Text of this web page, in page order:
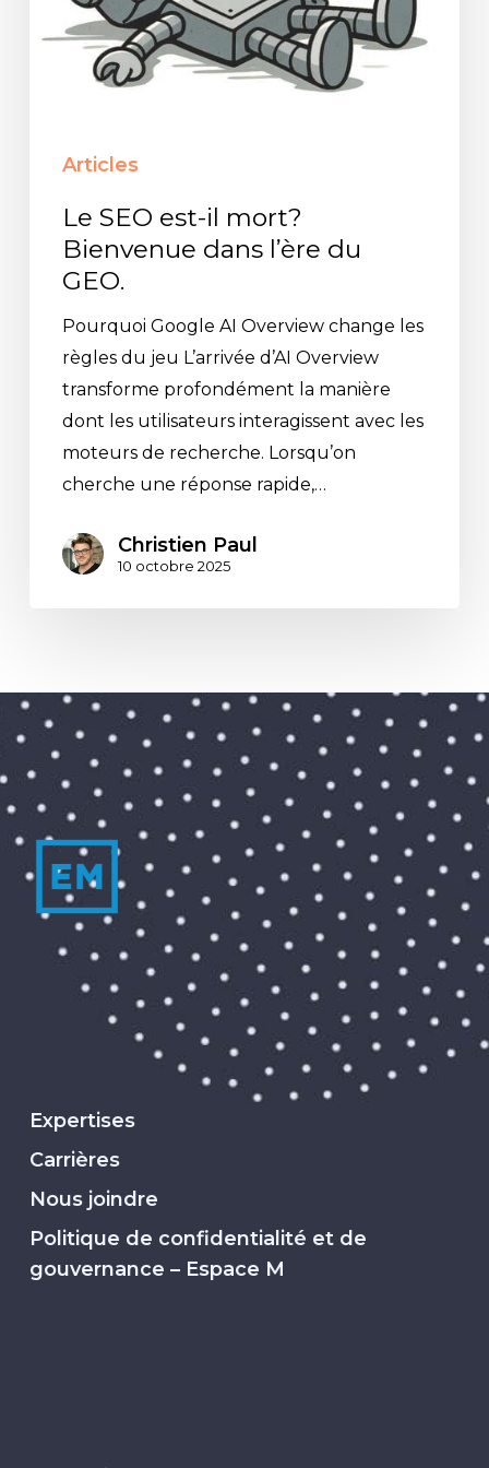
Articles
Le SEO est-il mort?
Bienvenue dans l’ère du
GEO.
Pourquoi Google AI Overview change les
règles du jeu L’arrivée d’AI Overview
transforme profondément la manière
dont les utilisateurs interagissent avec les
moteurs de recherche. Lorsqu’on
cherche une réponse rapide,…
Christien Paul
10 octobre 2025
Expertises
Carrières
Nous joindre
Politique de confidentialité et de
gouvernance – Espace M